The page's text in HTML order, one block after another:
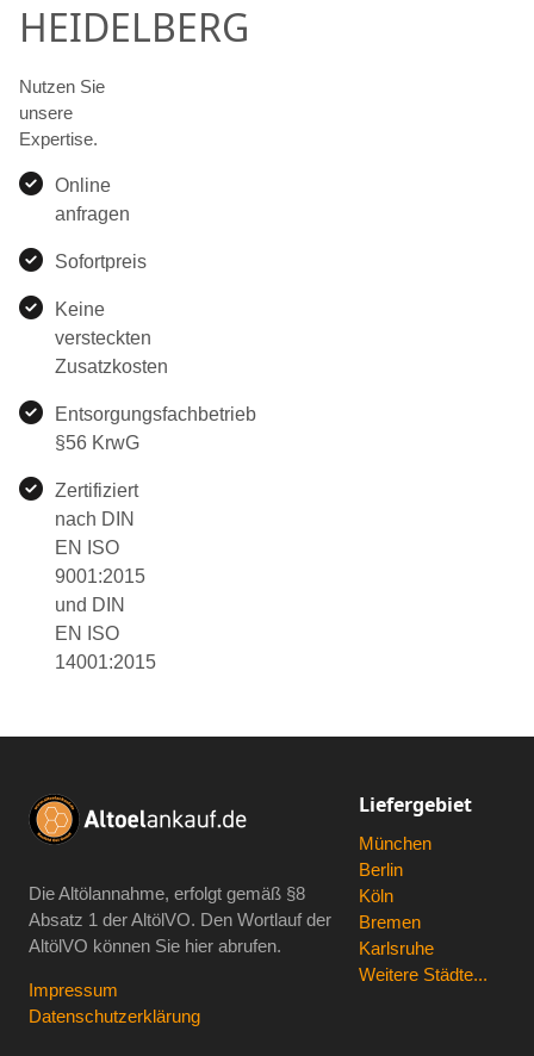
HEIDELBERG
Nutzen Sie
unsere
Expertise.
Online
anfragen
Sofortpreis
Keine
versteckten
Zusatzkosten
Entsorgungsfachbetrieb
§56 KrwG
Zertifiziert
nach DIN
EN ISO
9001:2015
und DIN
EN ISO
14001:2015
Die Altölannahme, erfolgt gemäß §8
Absatz 1 der AltölVO. Den Wortlauf der
AltölVO können Sie hier abrufen.
Impressum
Datenschutzerklärung
Liefergebiet
München
Berlin
Köln
Bremen
Karlsruhe
Weitere Städte...